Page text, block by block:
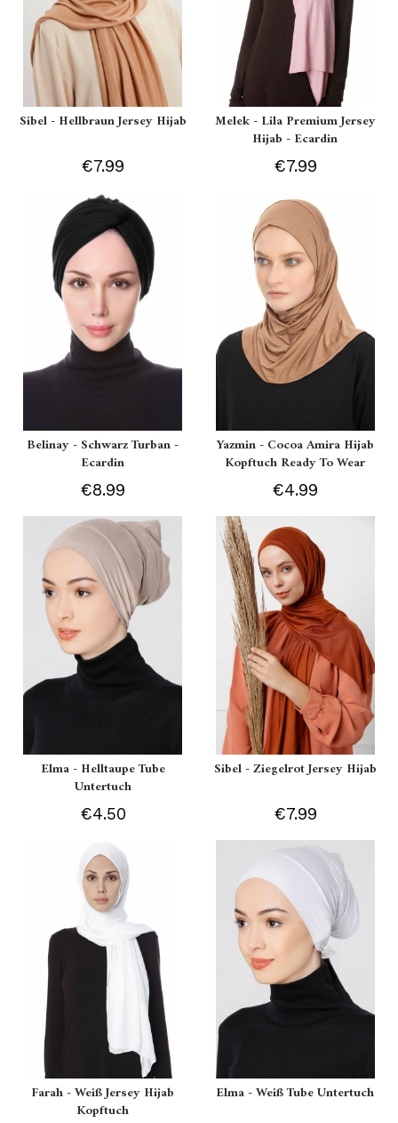
Sibel - Hellbraun Jersey Hijab
€7.99
Melek - Lila Premium Jersey
Hijab - Ecardin
€7.99
Belinay - Schwarz Turban -
Ecardin
€8.99
Yazmin - Cocoa Amira Hijab
Kopftuch Ready To Wear
€4.99
Elma - Helltaupe Tube
Untertuch
€4.50
Sibel - Ziegelrot Jersey Hijab
€7.99
Farah - Weiß Jersey Hijab
Kopftuch
Elma - Weiß Tube Untertuch